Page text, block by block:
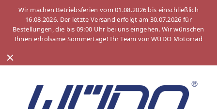
Wir machen Betriebsferien vom 01.08.2026 bis einschließlich
16.08.2026. Der letzte Versand erfolgt am 30.07.2026 für
Bestellungen, die bis 09:00 Uhr bei uns eingehen. Wir wünschen
Ihnen erholsame Sommertage! Ihr Team von WÜDO Motorrad